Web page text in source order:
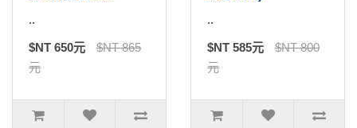
..
$NT 650元
$NT 865
元
..
$NT 585元
$NT 800
元